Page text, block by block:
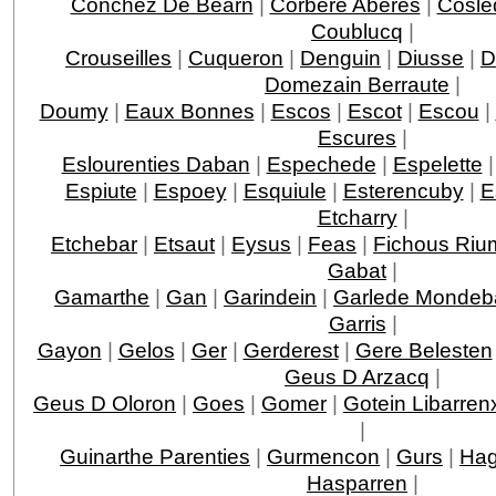
Coublucq |
Crouseilles | Cuqueron | Denguin | Diusse |
Domezain Berraute |
Doumy| Eaux Bonnes | Escos | Escot| Escou |
Escures |
Eslourenties Daban | Espechede | Espelette
Espiute | Espoey| Esquiule | Esterencuby|
Etcharry|
Etchebar | Etsaut | Eysus | Feas | Fichous
Gabat |
Gamarthe | Gan | Garindein | Garlede
Garris |
Gayon | Gelos | Ger| Gerderest| Gere Belesten
Geus D Arzacq |
Geus D Oloron | Goes | Gomer | Gotein
|
Guinarthe Parenties | Gurmencon | Gurs |
Hasparren |